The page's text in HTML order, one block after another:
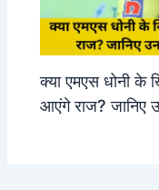
क्या एमएस धोनी
आएंगे राज? जानिए